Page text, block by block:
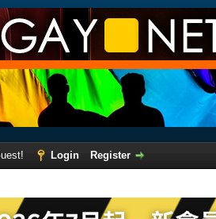
Login
Register